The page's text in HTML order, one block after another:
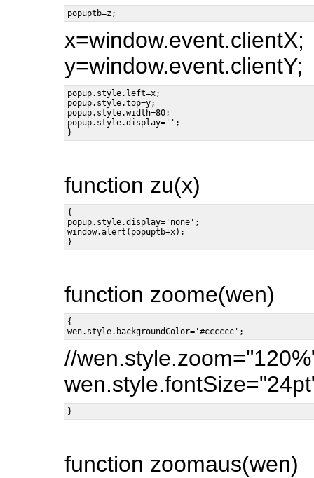
x=window.event.clientX;
y=window.event.clientY;
popup.style.left=x;
popup.style.top=y;
popup.style.width=80;
popup.style.display='';
function zu(x)
{
popup.style.display='none';
window.alert(popuptb+x);
function zoome(wen)
{
//
function zoomaus(wen)